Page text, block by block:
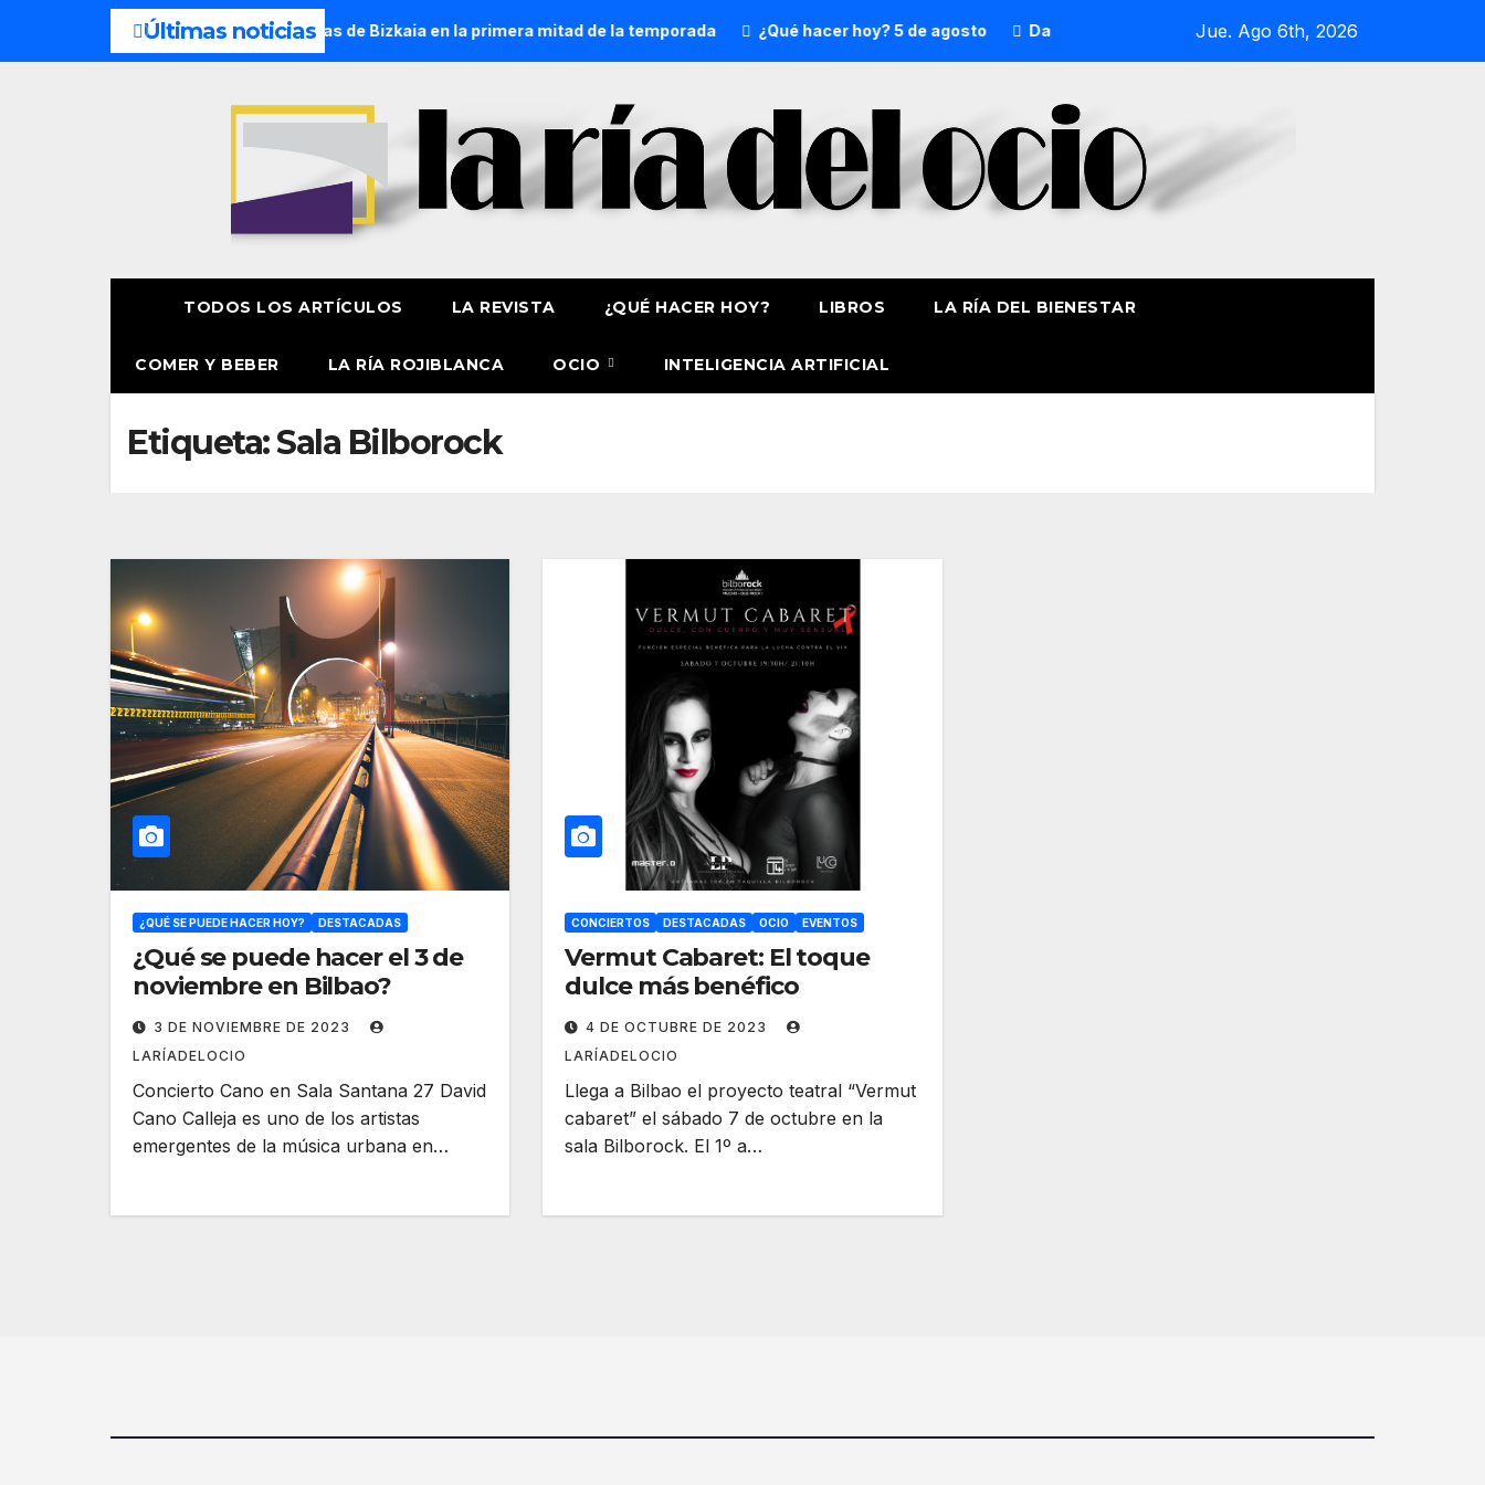
Últimas noticias
millón de personas eligen las playas de Bizkaia en la primera mitad de la temporada ¿Qué hacer hoy? 5 de agosto DalecandELA Fest 5 completa su programa con deporte,
Jue. Ago 6th, 2026
TODOS LOS ARTÍCULOS LA REVISTA ¿QUÉ HACER HOY? LIBROS LA RÍA DEL BIENESTAR
COMER Y BEBER LA RÍA ROJIBLANCA OCIO INTELIGENCIA ARTIFICIAL
Etiqueta:Sala Bilborock
¿QUÉ SE PUEDE HACER HOY? DESTACADAS
¿Qué se puede hacer el 3 de
noviembre en Bilbao?
3 DE NOVIEMBRE DE 2023
LARÍADELOCIO
Concierto Cano en Sala Santana 27 David
Cano Calleja es uno de los artistas
emergentes de la música urbana en…
CONCIERTOS DESTACADAS OCIO EVENTOS
Vermut Cabaret: El toque
dulce más benéfico
4 DE OCTUBRE DE 2023
LARÍADELOCIO
Llega a Bilbao el proyecto teatral “Vermut
cabaret” el sábado 7 de octubre en la
sala Bilborock. El 1º a…